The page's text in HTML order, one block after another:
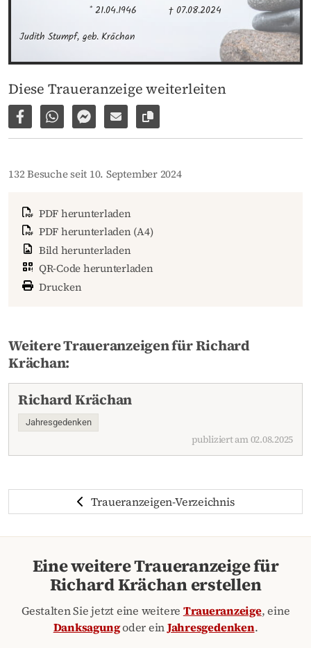
* 21.04.1946 † 07.08.2024
Judith Stumpf, geb. Krächan
Diese Traueranzeige weiterleiten
Auf Facebook teilen
Per WhatsApp weiterleiten
Per Facebook Messenger weiterleiten
Per E-Mail versenden
Link zur Seite kopieren
132 Besuche seit 10. September 2024
PDF herunterladen
PDF herunterladen (A4)
Bild herunterladen
QR-Code herunterladen
Drucken
Weitere Traueranzeigen für Richard
Krächan:
Richard Krächan
Jahresgedenken
publiziert am 02.08.2025
Traueranzeigen-Verzeichnis
Eine weitere Traueranzeige für
Richard Krächan erstellen
Gestalten Sie jetzt eine weitere Traueranzeige, eine
Danksagungoder einJahresgedenken.